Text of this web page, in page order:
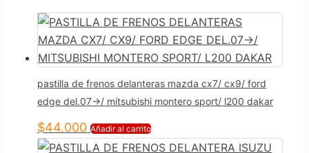
pastilla de frenos delanteras mazda cx7/ cx9/ ford
edge del.07->/ mitsubishi montero sport/ l200 dakar
$44.000 Añadir al carrito